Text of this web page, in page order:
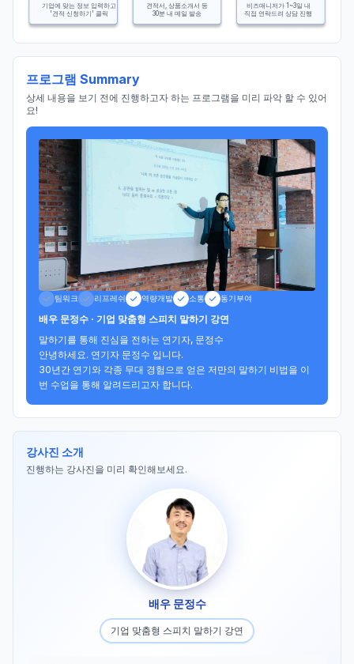
기업에 맞는 정보 입력하고
'견적 신청하기' 클릭
견적서, 상품소개서 등
30분 내 메일 발송
비즈매니저가 1~3일 내
직접 연락드려 상담 진행
프로그램 Summary
상세 내용을 보기 전에 진행하고자 하는 프로그램을 미리 파악 할 수 있어
요!
팀워크 리프레쉬 역량개발 소통 동기부여
배우 문정수 · 기업 맞춤형 스피치 말하기 강연
말하기를 통해 진심을 전하는 연기자, 문정수
안녕하세요. 연기자 문정수 입니다.
30년간 연기와 각종 무대 경험으로 얻은 저만의 말하기 비법을 이
번 수업을 통해 알려드리고자 합니다.
강사진 소개
진행하는 강사진을 미리 확인해보세요.
배우 문정수
기업 맞춤형 스피치 말하기 강연